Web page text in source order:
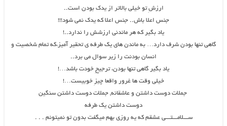
ارزشِ تو خیلی بالاتر از یدک بودن است..
جنس اعلا باش.. جنس اعلا که یدک نمی شود!!!
یاد بگیر که هر ماندنی ارزشش را ندارد..!
گاهی تنها بودن شرف دارد… به ماندن های یک طرفه ی تحقیر آمیز،که تمام شخصیت و
انسان بودنت را زیر سوال می برد..
یاد بگیر گاهی تنها بودن، ترجیحِ خودت باشد…!
خیلی وقت ها غرور واقعا چیزِ خوبیست…!
جملات دوست داشتن و عاشقانه, جملات دوست داشتن سنگین
دوست داشتن یک طرفه
ﺳـــﻼﻣـــﺘـــﯽ ﻋﺸﻘﻢ ﮐﻪ یه رﻭﺯﯼ ﺑﻬﻢ ﻣﯿﮕﻔﺖ ﺑﺪﻭﻥ ﺗﻮ ﻧﻤﯿﺘﻮﻧﻢ . . .